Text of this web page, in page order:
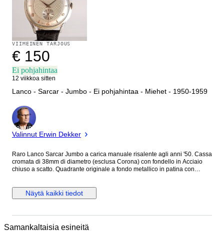
VIIMEINEN TARJOUS
€ 150
Ei pohjahintaa
12 viikkoa sitten
Lanco - Sarcar - Jumbo - Ei pohjahintaa - Miehet - 1950-1959
asiantuntija
Valinnut Erwin Dekker
Raro Lanco Sarcar Jumbo a carica manuale risalente agli anni '50. Cassa
cromata di 38mm di diametro (esclusa Corona) con fondello in Acciaio
chiuso a scatto. Quadrante originale a fondo metallico in patina con
fibbia in Acciaio non logati. Movimento a carica manuale firmato Lanco
Cal.1022 in ottimo stato di funzionamento. Condizioni generali buone
Orologio molto bello e di grande fascino Vintage. Non possiede scatola
Näytä kaikki tiedot
Samankaltaisia esineitä